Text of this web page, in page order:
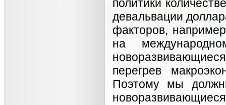
политики
девальвации
факторов,
на
перегрев
Поэтому мы